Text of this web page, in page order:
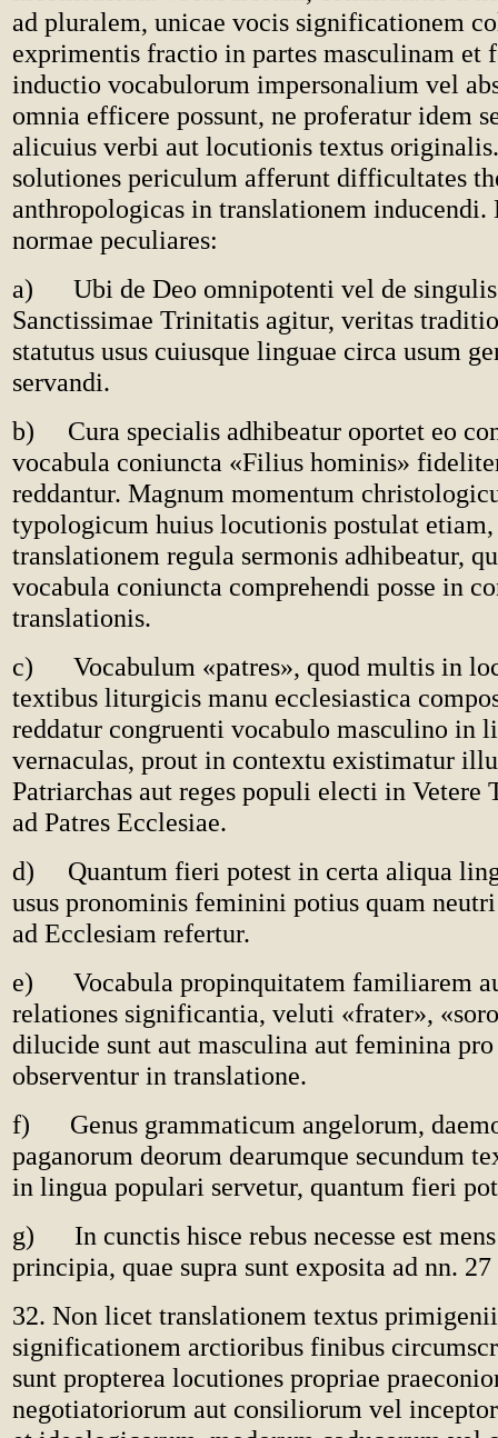
ad pluralem, unicae vocis significationem
exprimentis fractio in partes masculinam et
inductio vocabulorum impersonalium vel
omnia efficere possunt, ne proferatur idem
alicuius verbi aut locutionis textus
solutiones periculum afferunt difficultates
anthropologicas in translationem inducendi.
normae peculiares:
a) Ubi de Deo omnipotenti vel de singulis
Sanctissimae Trinitatis agitur, veritas
statutus usus cuiusque linguae circa usum
servandi.
b) Cura specialis adhibeatur oportet eo
vocabula coniuncta «Filius hominis»
reddantur. Magnum momentum
typologicum huius locutionis postulat
translationem regula sermonis adhibeatur,
vocabula coniuncta comprehendi posse in
translationis.
c) Vocabulum «patres», quod multis in
textibus liturgicis manu ecclesiastica
reddatur congruenti vocabulo masculino in
vernaculas, prout in contextu existimatur
Patriarchas aut reges populi electi in Vetere
ad Patres Ecclesiae.
d) Quantum fieri potest in certa aliqua
usus pronominis feminini potius quam neutri
ad Ecclesiam refertur.
e) Vocabula propinquitatem familiarem
relationes significantia, veluti «frater»,
dilucide sunt aut masculina aut feminina
observentur in translatione.
f) Genus grammaticum angelorum,
paganorum deorum dearumque secundum
in lingua populari servetur, quantum fieri
g) In cunctis hisce rebus necesse est mens
principia, quae supra sunt exposita ad nn. 27
32. Non licet translationem textus
significationem arctioribus finibus
sunt propterea locutiones propriae
negotiatoriorum aut consiliorum vel